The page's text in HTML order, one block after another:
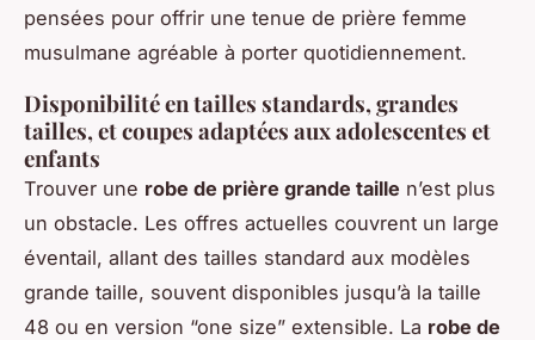
pensées pour offrir une tenue de prière femme
musulmane agréable à porter quotidiennement.
Disponibilité en tailles standards, grandes
tailles, et coupes adaptées aux adolescentes et
enfants
Trouver une robe de prière grande taille n’est plus
un obstacle. Les offres actuelles couvrent un large
éventail, allant des tailles standard aux modèles
grande taille, souvent disponibles jusqu’à la taille
48 ou en version “one size” extensible. La robe de